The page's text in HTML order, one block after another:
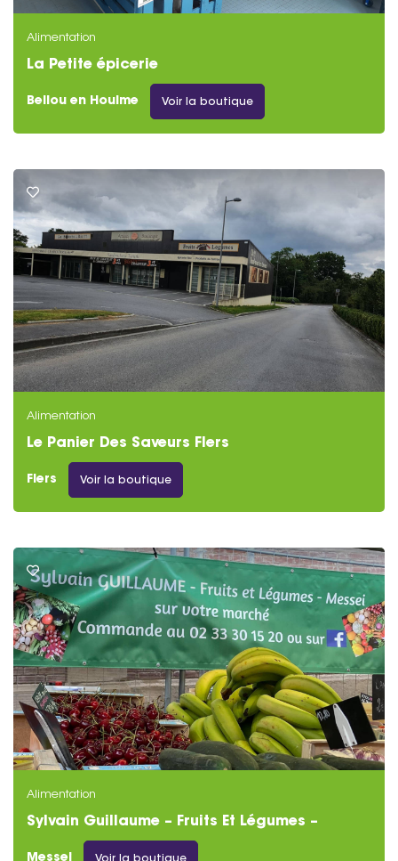
Alimentation
La Petite épicerie
Bellou en Houlme Voir la boutique
Alimentation
Le Panier Des Saveurs Flers
Flers Voir la boutique
Alimentation
Sylvain Guillaume – Fruits Et Légumes –
Messei